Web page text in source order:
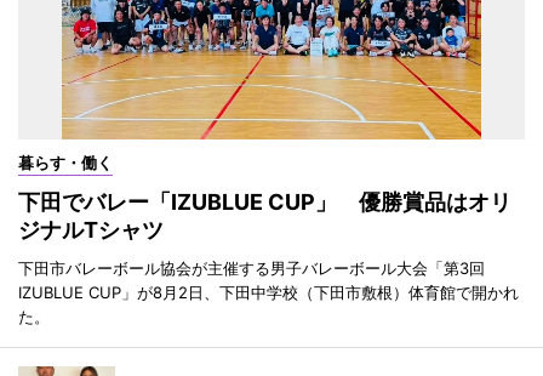
暮らす・働く
下田でバレー「IZUBLUE CUP」 優勝賞品はオリ
ジナルTシャツ
下田市バレーボール協会が主催する男子バレーボール大会「第3回
IZUBLUE CUP」が8月2日、下田中学校（下田市敷根）体育館で開かれ
た。